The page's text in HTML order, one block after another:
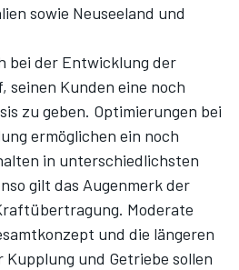
sowie Neuseeland und
bei der Entwicklung der
seinen Kunden eine noch
zu geben. Optimierungen bei
ermöglichen ein noch
in unterschiedlichsten
gilt das Augenmerk der
Moderate
und die längeren
und Getriebe sollen